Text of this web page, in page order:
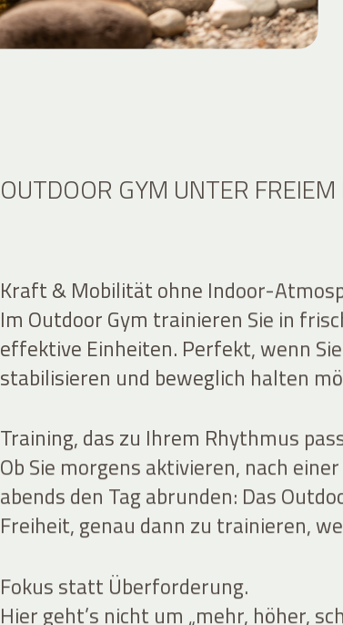
OUTDOOR GYM UNTER
Kraft & Mobilität ohne Indoor-
Im Outdoor Gym trainieren Sie in
effektive Einheiten. Perfekt, wenn
stabilisieren und beweglich halten
Training, das zu Ihrem Rhythmus
Ob Sie morgens aktivieren, nach
abends den Tag abrunden: Das
Freiheit, genau dann zu trainieren,
Fokus statt Überforderung.
Hier geht’s nicht um „mehr, höher,